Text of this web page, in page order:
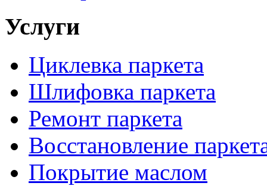
Услуги
Циклевка паркета
Шлифовка паркета
Ремонт паркета
Восстановление
Покрытие маслом